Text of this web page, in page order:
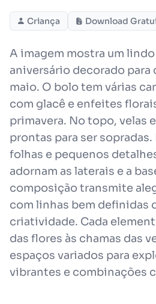
Criança Download
A imagem mostra um
aniversário decorado para
maio. O bolo tem várias
com glacê e enfeites
primavera. No topo, velas
prontas para ser
folhas e pequenos
adornam as laterais e a
composição transmite
com linhas bem definidas
criatividade. Cada
das flores às chamas das
espaços variados para
vibrantes e combinações